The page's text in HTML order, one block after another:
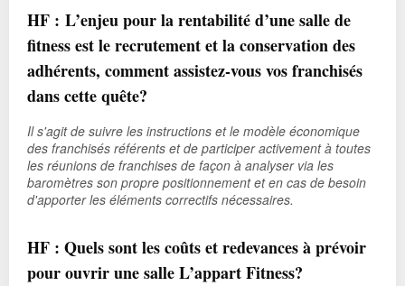
HF : L’enjeu pour la rentabilité d’une salle de
fitness est le recrutement et la conservation des
adhérents, comment assistez-vous vos franchisés
dans cette quête?
Il s'agit de suivre les instructions et le modèle économique
des franchisés référents et de participer activement à toutes
les réunions de franchises de façon à analyser via les
baromètres son propre positionnement et en cas de besoin
d'apporter les éléments correctifs nécessaires.
HF : Quels sont les coûts et redevances à prévoir
pour ouvrir une salle L’appart Fitness?